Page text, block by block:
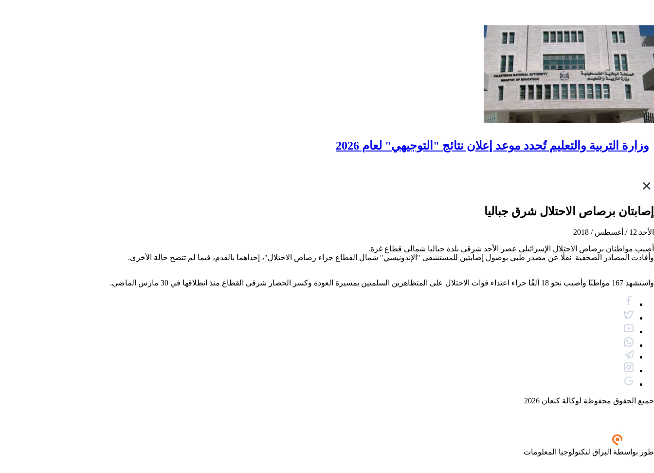
وزارة التربية والتعليم تُحدد موعد إعلان نتائج "التوجيهي" لعام 2026
إصابتان برصاص الاحتلال شرق جباليا
الأحد 12 / أغسطس / 2018
أصيب مواطنان برصاص الاحتلال الإسرائيلي عصر الأحد شرقي بلدة جباليا شمالي قطاع غزة.
وأفادت المصادر الصحفية نقلًا عن مصدر طبي بوصول إصابتين للمستشفى "الإندونيسي" شمال القطاع جراء رصاص الاحتلال"، إحداهما بالقدم، فيما لم تتضح حالة الأخرى.
واستشهد 167 مواطنًا وأصيب نحو 18 ألفًا جراء اعتداء قوات الاحتلال على المتظاهرين السلميين بمسيرة العودة وكسر الحصار شرقي القطاع منذ انطلاقها في 30 مارس الماضي.
جميع الحقوق محفوظة لوكالة كنعان 2026
طور بواسطة البراق لتكنولوجيا المعلومات